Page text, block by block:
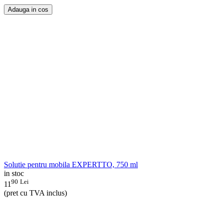
Adauga in cos
Solutie pentru mobila EXPERTTO, 750 ml
in stoc
11 90 Lei
(pret cu TVA inclus)